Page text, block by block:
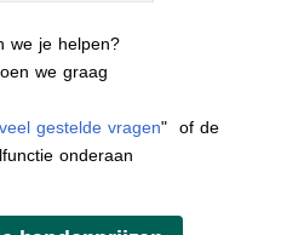
we je helpen?
we graag
gestelde vragen" of de
onderaan